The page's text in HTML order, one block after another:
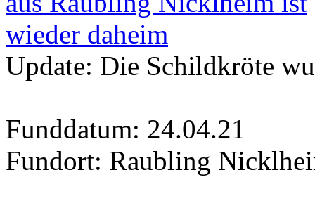
Update: Die Schildkröte
Funddatum: 24.04.21
Fundort: Raubling